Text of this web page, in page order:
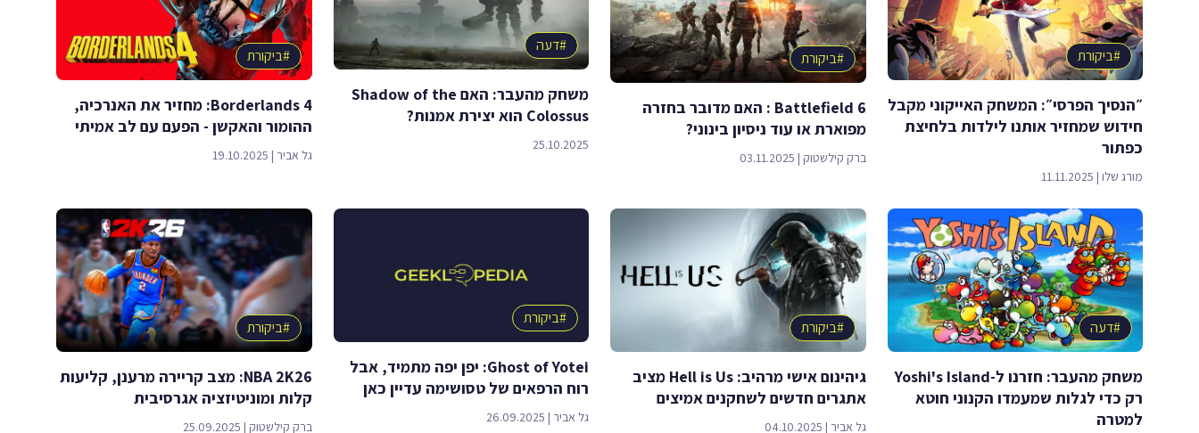
#ביקורת
״הנסיך הפרסי״: המשחק האייקוני מקבל
חידוש שמחזיר אותנו לילדות בלחיצת
כפתור
מורג שלו |
11.11.2025
#ביקורת
Battlefield 6 : האם מדובר בחזרה
מפוארת או עוד ניסיון בינוני?
ברק קילשטוק |
03.11.2025
#דעה
משחק מהעבר: האם Shadow of the
Colossus הוא יצירת אמנות?
25.10.2025
#ביקורת
Borderlands 4: מחזיר את האנרכיה,
ההומור והאקשן - הפעם עם לב אמיתי
גל אביר |
19.10.2025
#דעה
משחק מהעבר: חזרנו ל-Yoshi's Island
רק כדי לגלות שמעמדו הקנוני חוטא
למטרה
#ביקורת
גיהינום אישי מרהיב: Hell is Us מציב
אתגרים חדשים לשחקנים אמיצים
גל אביר |
04.10.2025
#ביקורת
Ghost of Yotei: יפן יפה מתמיד, אבל
רוח הרפאים של טסושימה עדיין כאן
גל אביר |
26.09.2025
#ביקורת
NBA 2K26: מצב קריירה מרענן, קליעות
קלות ומוניטיזציה אגרסיבית
ברק קילשטוק |
25.09.2025